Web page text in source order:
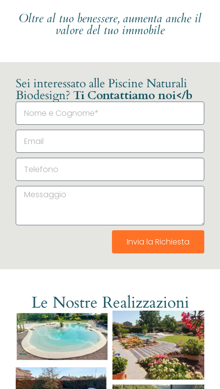
Oltre al tuo benessere, aumenta anche il
valore del tuo immobile
Sei interessato alle Piscine Naturali
Biodesign? Ti Contattiamo noi</b
Invia la Richiesta
Le Nostre Realizzazioni